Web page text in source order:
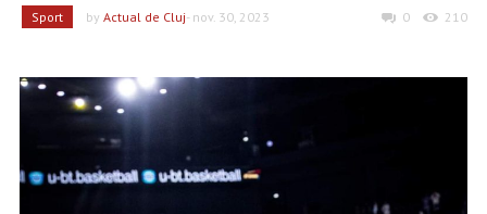
Sport by Actual de Cluj- nov. 30, 2023 0 210